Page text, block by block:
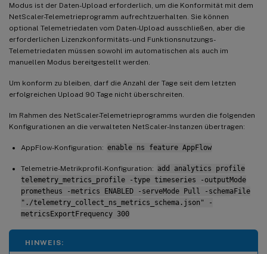
Modus ist der Daten-Upload erforderlich, um die Konformität mit dem
NetScaler-Telemetrieprogramm aufrechtzuerhalten. Sie können
optional Telemetriedaten vom Daten-Upload ausschließen, aber die
erforderlichen Lizenzkonformitäts- und Funktionsnutzungs-
Telemetriedaten müssen sowohl im automatischen als auch im
manuellen Modus bereitgestellt werden.
Um konform zu bleiben, darf die Anzahl der Tage seit dem letzten
erfolgreichen Upload 90 Tage nicht überschreiten.
Im Rahmen des NetScaler-Telemetrieprogramms wurden die folgenden
Konfigurationen an die verwalteten NetScaler-Instanzen übertragen:
AppFlow-Konfiguration: enable ns feature AppFlow
Telemetrie-Metrikprofil-Konfiguration: add analytics profile
telemetry_metrics_profile -type timeseries -outputMode
prometheus -metrics ENABLED -serveMode Pull -schemaFile
"./telemetry_collect_ns_metrics_schema.json" -
metricsExportFrequency 300
HINWEIS: